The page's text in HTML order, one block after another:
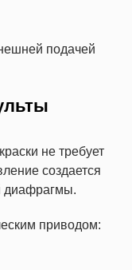
подачей
не требует
создается
диафрагмы.
приводом: